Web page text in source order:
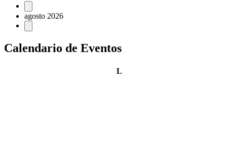
Eventos
agosto 2026
Calendario de Eventos
Llunes